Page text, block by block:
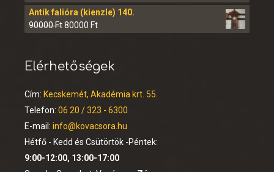
Antik falióra (kienzle) 140.
90000Ft80000 Ft
Elérhetőségek
Cím: Kecskemét, Akadémia krt. 55.
Telefon: 06 20 / 323 - 6300
E-mail: info@kovacsora.hu
Hétfő - Kedd és Csütörtök -Péntek:
9:00-12:00, 13:00-17:00